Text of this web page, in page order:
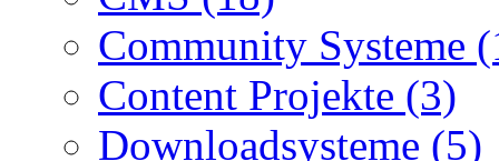
Community Systeme
Content Projekte (3)
Downloadsysteme (5)